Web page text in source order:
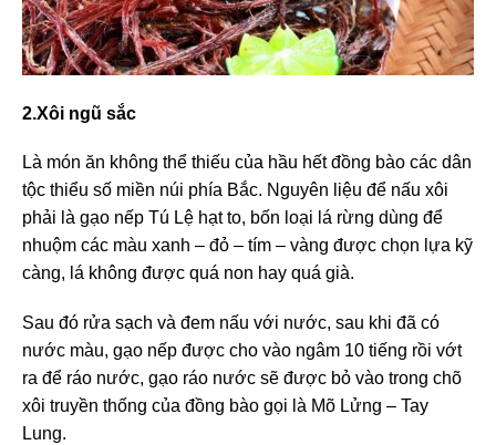
2.Xôi ngũ sắc
Là món ăn không thể thiếu của hầu hết đồng bào các dân
tộc thiểu số miền núi phía Bắc. Nguyên liệu để nấu xôi
phải là gạo nếp Tú Lệ hạt to, bốn loại lá rừng dùng để
nhuộm các màu xanh – đỏ – tím – vàng được chọn lựa kỹ
càng, lá không được quá non hay quá già.
Sau đó rửa sạch và đem nấu với nước, sau khi đã có
nước màu, gạo nếp được cho vào ngâm 10 tiếng rồi vớt
ra để ráo nước, gạo ráo nước sẽ được bỏ vào trong chõ
xôi truyền thống của đồng bào gọi là Mõ Lửng – Tay
Lung.